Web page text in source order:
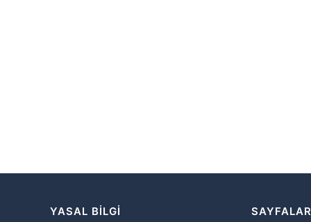
YASAL BILGI
SAYFALAR